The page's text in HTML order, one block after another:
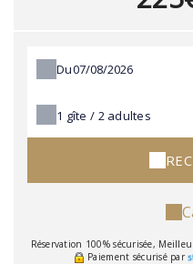
Du
1 gîte / 2 adultes
Réservation 100% sécurisée,
Paiement sécurisé par